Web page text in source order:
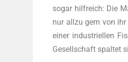
sogar hilf­reich: Die
nur all­zu gern von
einer indus­tri­el­len
Gesell­schaft spal­tet